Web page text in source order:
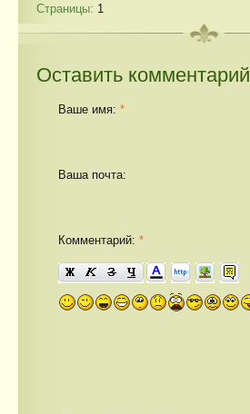
Страницы: 1
Оставить комментарий
Ваше имя: *
Ваша почта:
Комментарий: *